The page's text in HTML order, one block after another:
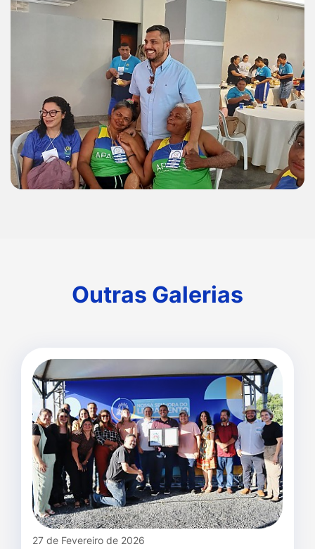
Outras Galerias
Outras Galerias
27 de Fevereiro de 2026